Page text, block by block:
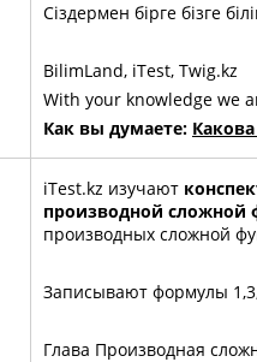
Сіздермен бірге бізге
BilimLand, iTest, Twig.kz
With your knowledge we
Как вы думаете:
iTest.kz изучают
производной сложной
производных сложной
Записывают формулы
Глава Производная